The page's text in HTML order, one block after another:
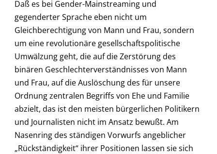
Daß es bei Gender-Mainstreaming und
gegenderter Sprache eben nicht um
Gleichberechtigung von Mann und Frau, sondern
um eine revolutionäre gesellschaftspolitische
Umwälzung geht, die auf die Zerstörung des
binären Geschlechterverständnisses von Mann
und Frau, auf die Auslöschung des für unsere
Ordnung zentralen Begriffs von Ehe und Familie
abzielt, das ist den meisten bürgerlichen Politikern
und Journalisten nicht im Ansatz bewußt. Am
Nasenring des ständigen Vorwurfs angeblicher
„Rückständigkeit“ ihrer Positionen lassen sie sich